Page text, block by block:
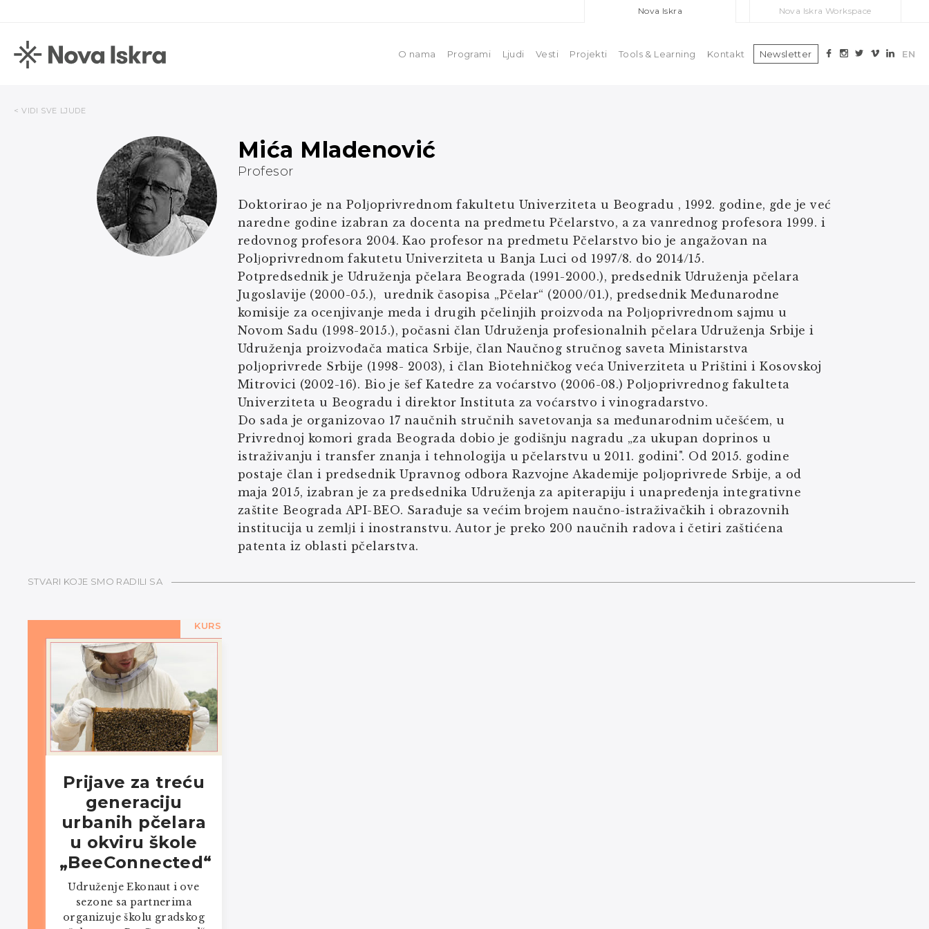
Nova Iskra Nova Iskra Workspace
O nama Programi Ljudi Vesti Projekti Tools & Learning Kontakt Newsletter EN
< VIDI SVE LJUDE
Mića Mladenović
Profesor
Doktorirao je na Polјoprivrednom fakultetu Univerziteta u Beogradu , 1992. godine, gde je već
naredne godine izabran za docenta na predmetu Pčelarstvo, a za vanrednog profesora 1999. i
redovnog profesora 2004. Kao profesor na predmetu Pčelarstvo bio je angažovan na
Polјoprivrednom fakutetu Univerziteta u Banja Luci od 1997/8. do 2014/15.
Potpredsednik je Udruženja pčelara Beograda (1991-2000.), predsednik Udruženja pčelara
Jugoslavije (2000-05.), urednik časopisa „Pčelar“ (2000/01.), predsednik Međunarodne
komisije za ocenjivanje meda i drugih pčelinjih proizvoda na Polјoprivrednom sajmu u
Novom Sadu (1998-2015.), počasni član Udruženja profesionalnih pčelara Udruženja Srbije i
Udruženja proizvođača matica Srbije, član Naučnog stručnog saveta Ministarstva
polјoprivrede Srbije (1998- 2003), i član Biotehničkog veća Univerziteta u Prištini i Kosovskoj
Mitrovici (2002-16). Bio je šef Katedre za voćarstvo (2006-08.) Polјoprivrednog fakulteta
Univerziteta u Beogradu i direktor Instituta za voćarstvo i vinogradarstvo.
Do sada je organizovao 17 naučnih stručnih savetovanja sa međunarodnim učešćem, u
Privrednoj komori grada Beograda dobio je godišnju nagradu „za ukupan doprinos u
istraživanju i transfer znanja i tehnologija u pčelarstvu u 2011. godini". Od 2015. godine
postaje član i predsednik Upravnog odbora Razvojne Akademije polјoprivrede Srbije, a od
maja 2015, izabran je za predsednika Udruženja za apiterapiju i unapređenja integrativne
zaštite Beograda API-BEO. Sarađuje sa većim brojem naučno-istraživačkih i obrazovnih
institucija u zemlјi i inostranstvu. Autor je preko 200 naučnih radova i četiri zaštićena
patenta iz oblasti pčelarstva.
STVARI KOJE SMO RADILI SA
KURS
Prijave za treću
generaciju
urbanih pčelara
u okviru škole
„BeeConnected“
Udruženje Ekonaut i ove
sezone sa partnerima
organizuje školu gradskog